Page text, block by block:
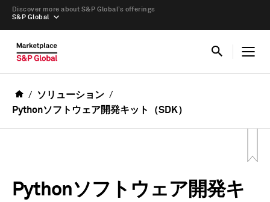
S&P Global
Discover more about S&P Global’s offerings
ソリューション
Pythonソフトウェア開発キット（SDK）
Pythonソフトウェア開発キ